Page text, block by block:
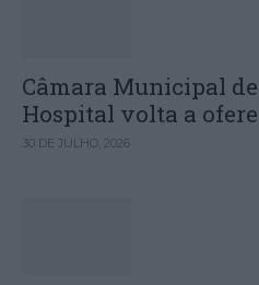
Câmara Municipal
Hospital volta a
30 DE JULHO, 2026